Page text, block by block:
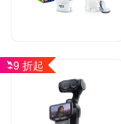
9 折起